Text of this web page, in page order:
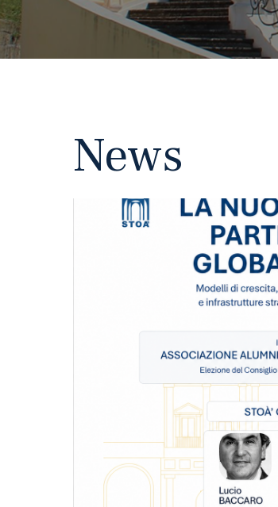
News